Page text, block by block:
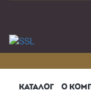
КАТАЛОГ О